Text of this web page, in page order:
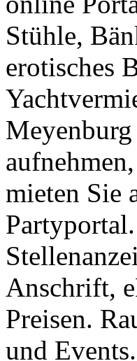
Stühle,
erotisches
mieten Sie
Anschrift,
Preisen.
und